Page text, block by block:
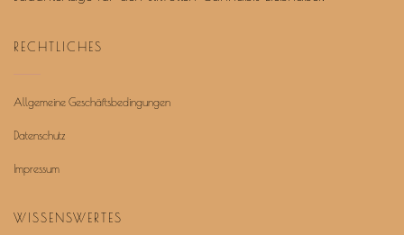
RECHTLICHES
Allgemeine Geschäftsbedingungen
Datenschutz
Impressum
WISSENSWERTES